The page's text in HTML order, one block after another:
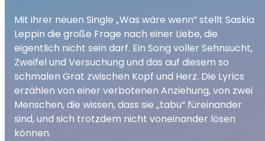
Mit ihrer neuen Single „Was wäre wenn“ stellt Saskia
Leppin die große Frage nach einer Liebe, die
eigentlich nicht sein darf. Ein Song voller Sehnsucht,
Zweifel und Versuchung und das auf diesem so
schmalen Grat zwischen Kopf und Herz. Die Lyrics
erzählen von einer verbotenen Anziehung, von zwei
Menschen, die wissen, dass sie „tabu“ füreinander
sind, und sich trotzdem nicht voneinander lösen
können.